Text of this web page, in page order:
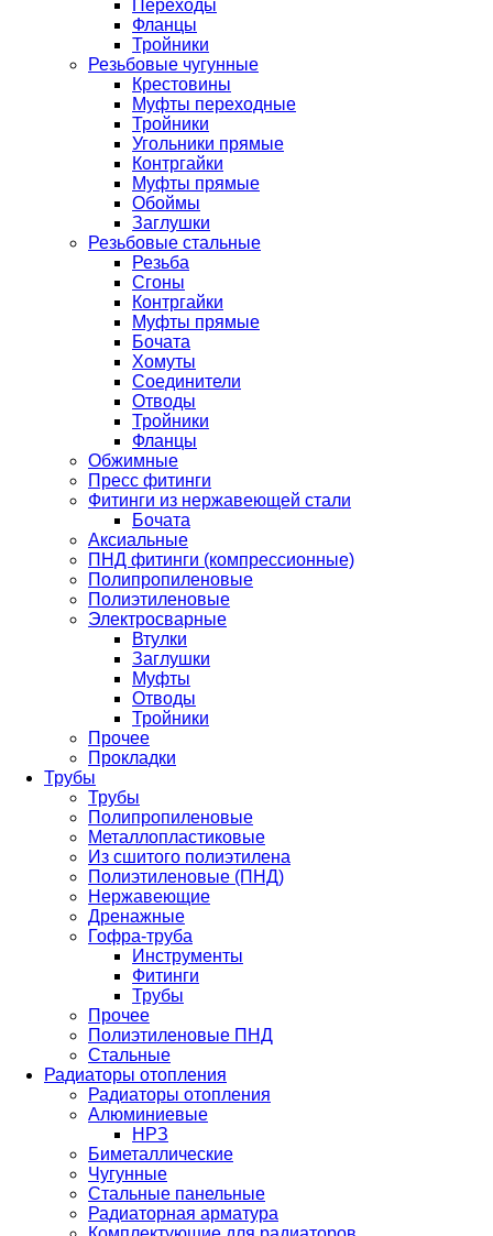
Переходы
Фланцы
Тройники
Резьбовые чугунные
Крестовины
Муфты переходные
Тройники
Угольники прямые
Контргайки
Муфты прямые
Обоймы
Заглушки
Резьбовые стальные
Резьба
Сгоны
Контргайки
Муфты прямые
Бочата
Хомуты
Соединители
Отводы
Тройники
Фланцы
Обжимные
Пресс фитинги
Фитинги из нержавеющей стали
Бочата
Аксиальные
ПНД фитинги (компрессионные)
Полипропиленовые
Полиэтиленовые
Электросварные
Втулки
Заглушки
Муфты
Отводы
Тройники
Прочее
Прокладки
Трубы
Трубы
Полипропиленовые
Металлопластиковые
Из сшитого полиэтилена
Полиэтиленовые (ПНД)
Нержавеющие
Дренажные
Гофра-труба
Инструменты
Фитинги
Трубы
Прочее
Полиэтиленовые ПНД
Стальные
Радиаторы отопления
Радиаторы отопления
Алюминиевые
НРЗ
Биметаллические
Чугунные
Стальные панельные
Радиаторная арматура